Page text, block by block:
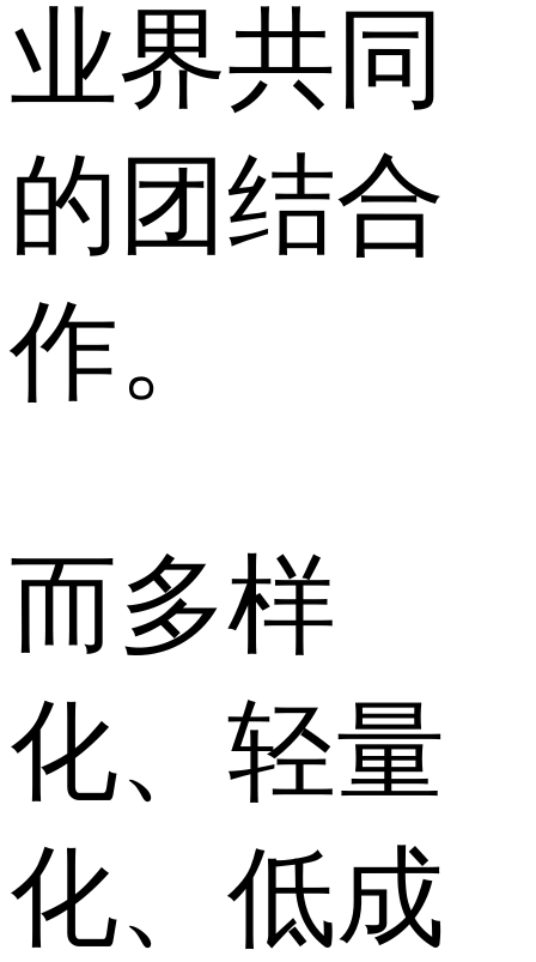
业界共同
的团结合
作。
而多样
化、轻量
化、低成